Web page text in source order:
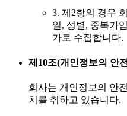
3. 제2항의 경우
일, 성별, 중복가
가로 수집합니다.
제10조(개인정보의 안
회사는 개인정보의 안
치를 취하고 있습니다.